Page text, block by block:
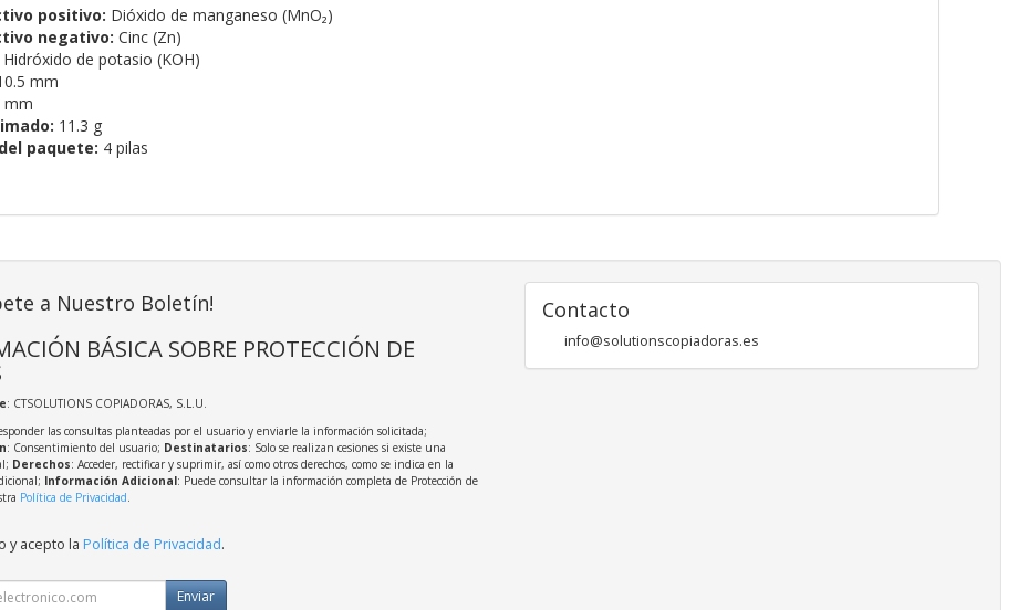
positivo: Dióxido de manganeso (MnO₂)
negativo: Cinc (Zn)
Hidróxido de potasio (KOH)
mm
mm
11.3 g
paquete: 4 pilas
a Nuestro Boletín!
BÁSICA SOBRE PROTECCIÓN DE
: CTSOLUTIONS COPIADORAS, S.L.U.
las consultas planteadas por el usuario y enviarle la información solicitada;
: Consentimiento del usuario; Destinatarios: Solo se realizan cesiones si existe una
Derechos: Acceder, rectificar y suprimir, así como otros derechos, como se indica en la
Información Adicional: Puede consultar la información completa de Protección de
Política de Privacidad.
y acepto la Política de Privacidad.
Enviar
Contacto
info@solutionscopiadoras.es